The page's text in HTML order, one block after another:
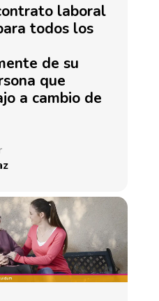
laboral
todos los
de su
que
a cambio de